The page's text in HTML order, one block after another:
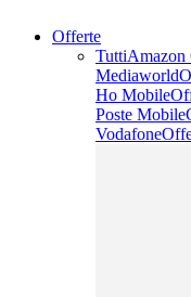
Offerte
TuttiAmazon
Mediaworld
Ho Mobile
Poste Mobile
Vodafone